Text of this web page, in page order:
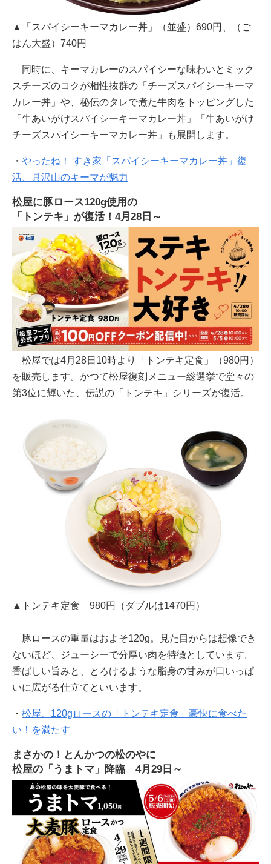
▲「スパイシーキーマカレー丼」（並盛）690円、（ご
はん大盛）740円
同時に、キーマカレーのスパイシーな味わいとミック
スチーズのコクが相性抜群の「チーズスパイシーキーマ
カレー丼」や、秘伝のタレで煮た牛肉をトッピングした
「牛あいがけスパイシーキーマカレー丼」「牛あいがけ
チーズスパイシーキーマカレー丼」も展開します。
・ やったね！ すき家「スパイシーキーマカレー丼」復
活、具沢山のキーマが魅力
松屋に豚ロース120g使用の
「トンテキ」が復活！4月28日～
松屋では4月28日10時より「トンテキ定食」（980円）
を販売します。かつて松屋復刻メニュー総選挙で堂々の
第3位に輝いた、伝説の「トンテキ」シリーズが復活。
▲トンテキ定食 980円（ダブルは1470円）
豚ロースの重量はおよそ120g。見た目からは想像でき
ないほど、ジューシーで分厚い肉を特徴としています。
香ばしい旨みと、とろけるような脂身の甘みが口いっぱ
いに広がる仕立てといいます。
・ 松屋、120gロースの「トンテキ定食」豪快に食べた
い！を満たす
まさかの！とんかつの松のやに
松屋の「うまトマ」降臨 4月29日～